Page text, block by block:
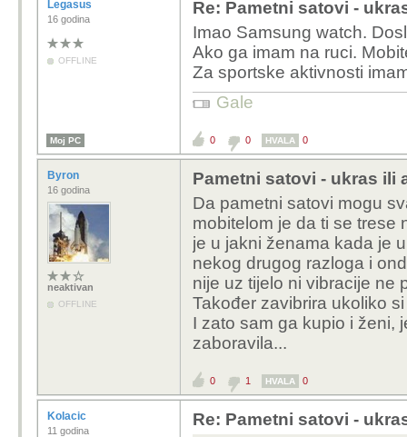
Legasus
16 godina
OFFLINE
Re: Pametni satovi -
Imao Samsung watch.
Ako ga imam na ruci.
Za sportske aktivnosti
Gale
Moj PC 0 0 HVALA 0
Byron
16 godina
neaktivan
OFFLINE
Pametni satovi - ukras ili
Da pametni satovi mogu
mobitelom je da ti se trese
je u jakni ženama kada je
nekog drugog razloga i
nije uz tijelo ni vibracije ne
Također zavibrira ukoliko
I zato sam ga kupio i ženi,
zaboravila...
0 1 HVALA 0
Kolacic
11 godina
Re: Pametni satovi -